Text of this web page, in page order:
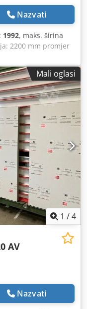
Nazvati
1992, maks. širina
2200 mm promjer
80 mm prorez
valjci oslonac
sustav: skala
ručno ubacivanje
vanjska
težina cca.: 1500
motora: 5,5 kW
Mali oglasi
1 /4
AV
Nazvati